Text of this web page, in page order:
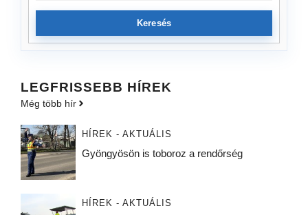
Keresés
LEGFRISSEBB HÍREK
Még több hír
HÍREK - AKTUÁLIS
Gyöngyösön is toboroz a rendőrség
HÍREK - AKTUÁLIS